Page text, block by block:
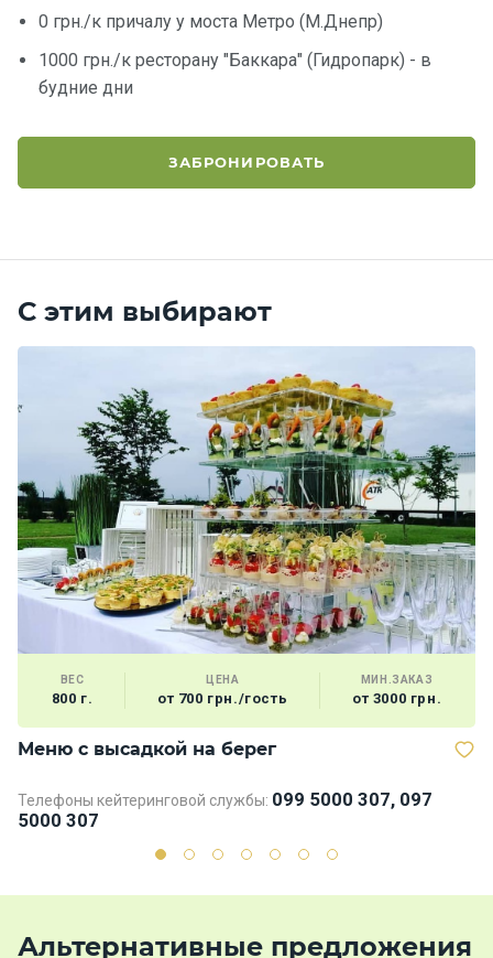
0 грн./к причалу у моста Метро (М.Днепр)
1000 грн./к ресторану "Баккара" (Гидропарк) - в
будние дни
ЗАБРОНИРОВАТЬ
С этим выбирают
ВЕС
800 г.
ЦЕНА
от 700 грн./гость
МИН.ЗАКАЗ
от 3000 грн.
Меню с высадкой на берег
Телефоны кейтеринговой службы: 099 5000 307, 097
5000 307
Альтернативные предложения